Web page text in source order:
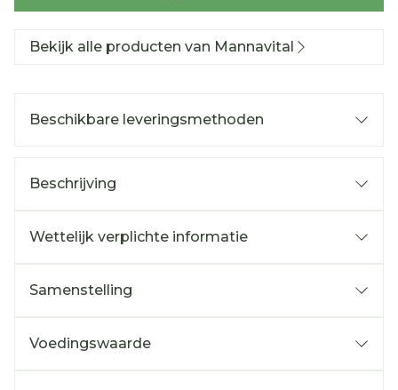
Bekijk alle producten van Mannavital
Beschikbare leveringsmethoden
Beschrijving
Wettelijk verplichte informatie
Samenstelling
Voedingswaarde